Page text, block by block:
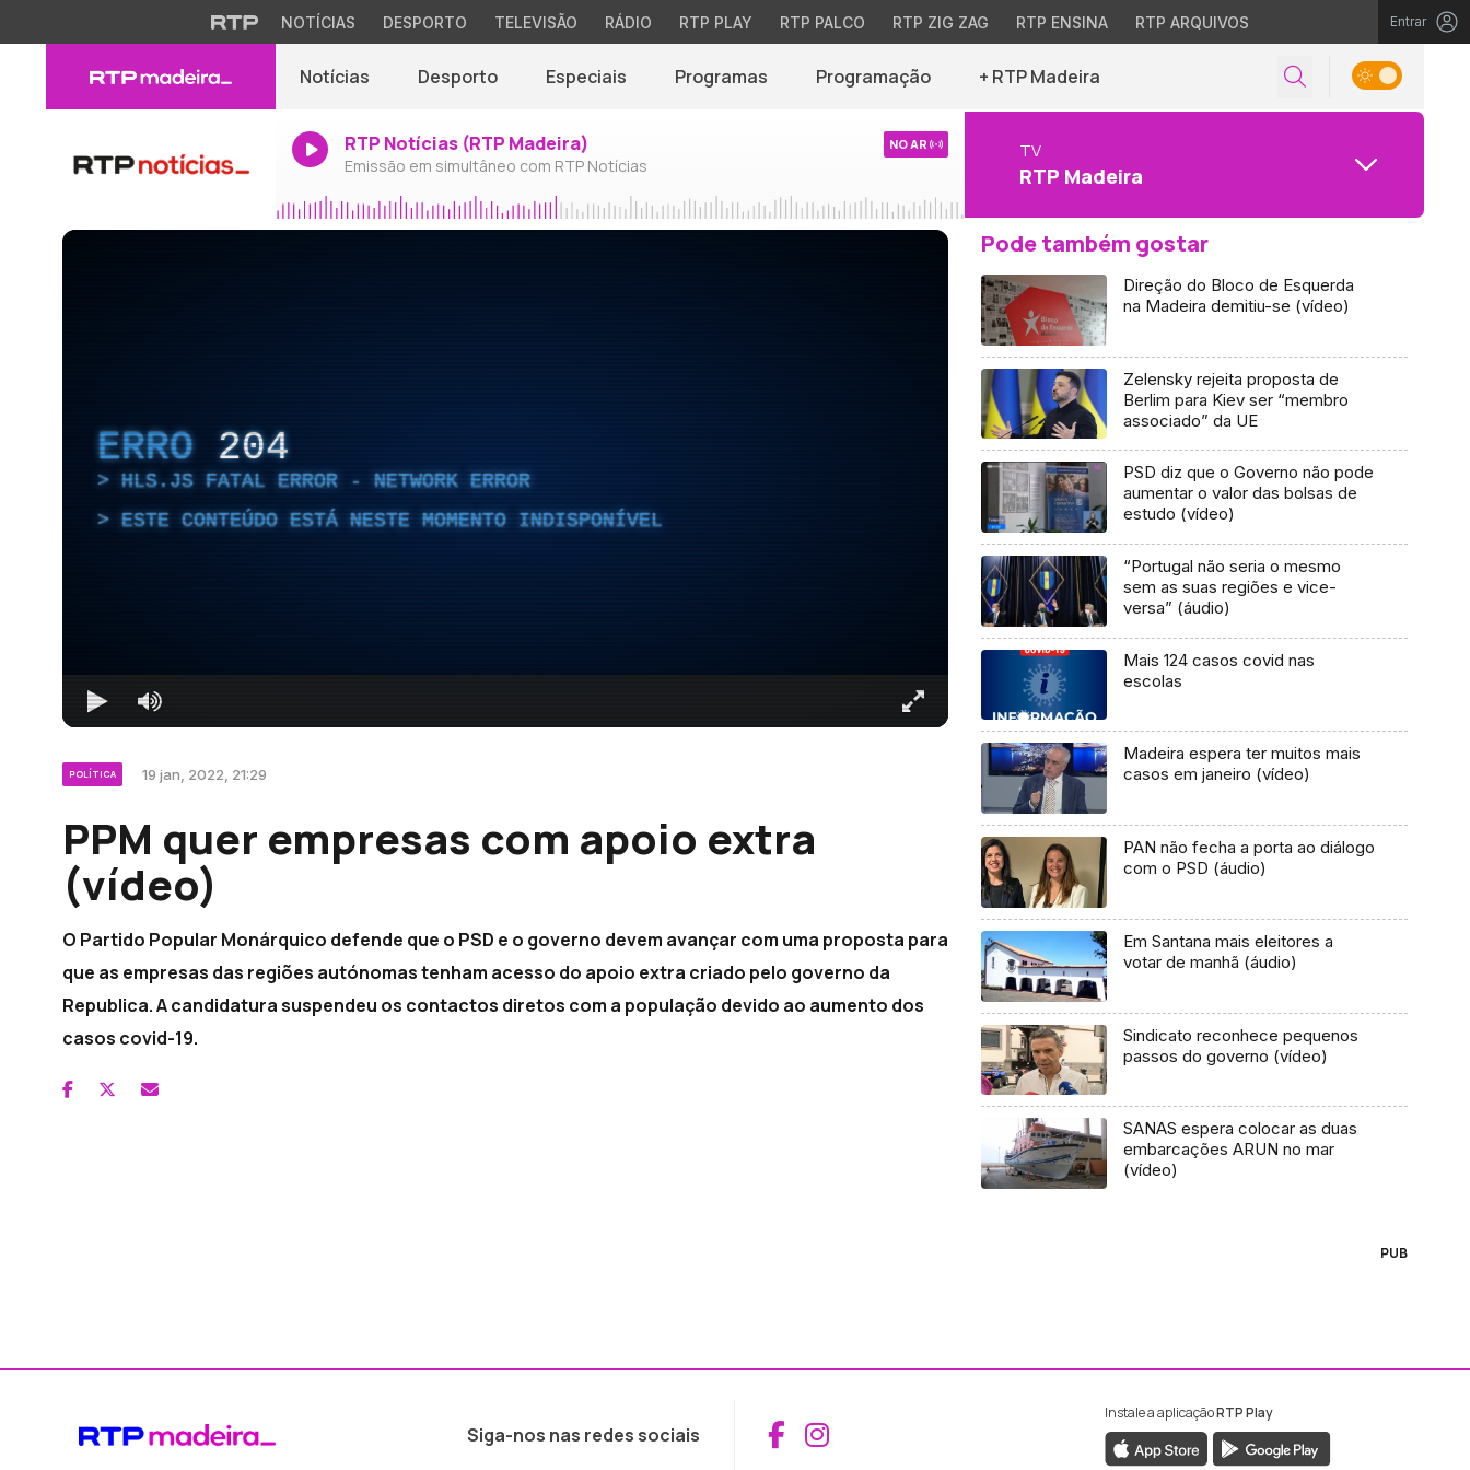
NOTÍCIAS DESPORTO TELEVISÃO RÁDIO RTP PLAY RTP PALCO RTP ZIG ZAG RTP ENSINA RTP ARQUIVOS Entrar
Notícias Desporto Especiais Programas Programação + RTP Madeira
RTP Notícias (RTP Madeira)
Emissão em simultâneo com RTP Notícias
NO AR TV
RTP Madeira
ERRO 204
HLS.JS FATAL ERROR - NETWORK ERROR
ESTE CONTEÚDO ESTÁ NESTE MOMENTO INDISPONÍVEL
POLÍTICA 19 jan, 2022, 21:29
PPM quer empresas com apoio extra
(vídeo)
O Partido Popular Monárquico defende que o PSD e o governo devem avançar com uma proposta para
que as empresas das regiões autónomas tenham acesso do apoio extra criado pelo governo da
Republica. A candidatura suspendeu os contactos diretos com a população devido ao aumento dos
casos covid-19.
Pode também gostar
Direção do Bloco de Esquerda
na Madeira demitiu-se (vídeo)
Zelensky rejeita proposta de
Berlim para Kiev ser “membro
associado” da UE
PSD diz que o Governo não pode
aumentar o valor das bolsas de
estudo (vídeo)
“Portugal não seria o mesmo
sem as suas regiões e vice-
versa” (áudio)
Mais 124 casos covid nas
escolas
Madeira espera ter muitos mais
casos em janeiro (vídeo)
PAN não fecha a porta ao diálogo
com o PSD (áudio)
Em Santana mais eleitores a
votar de manhã (áudio)
Sindicato reconhece pequenos
passos do governo (vídeo)
SANAS espera colocar as duas
embarcações ARUN no mar
(vídeo)
PUB
Siga-nos nas redes sociais Aceder ao Facebook da RTP Madeira
Aceder ao Instagram da RTP Madeira
Instale a aplicaçãoRTP Play